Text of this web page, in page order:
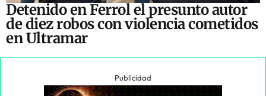
Detenido en Ferrol el presunto autor
de diez robos con violencia cometidos
en Ultramar
Publicidad